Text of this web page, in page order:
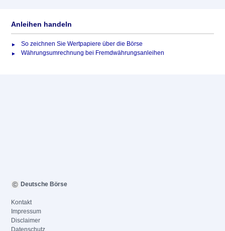
Anleihen handeln
So zeichnen Sie Wertpapiere über die Börse
Währungsumrechnung bei Fremdwährungsanleihen
Deutsche Börse
Kontakt
Impressum
Disclaimer
Datenschutz